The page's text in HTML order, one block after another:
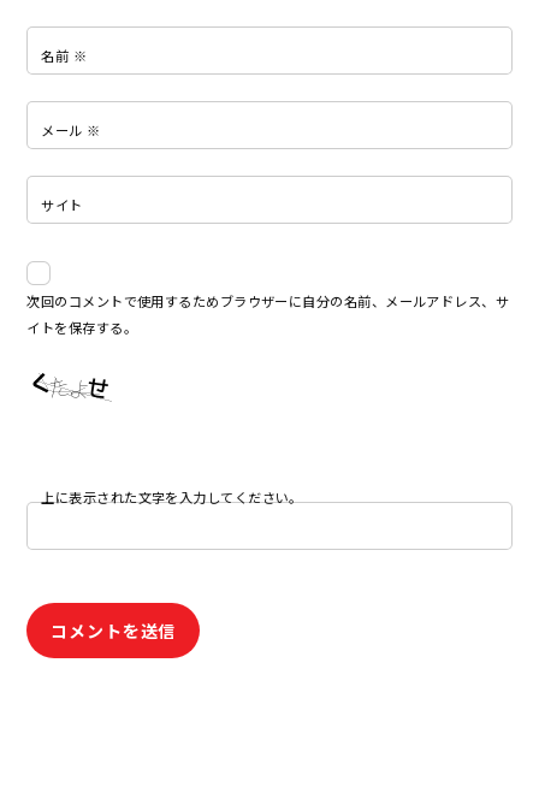
名前 ※
メール ※
サイト
次回のコメントで使用するためブラウザーに自分の名前、メールアドレス、サ
イトを保存する。
上に表示された文字を入力してください。